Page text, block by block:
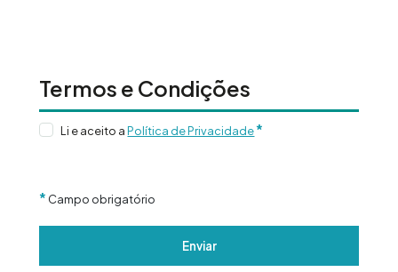
Termos e Condições
Li e aceito aPolítica de Privacidade*
* Campo obrigatório